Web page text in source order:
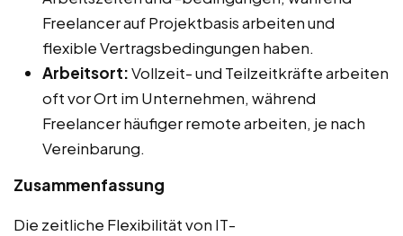
Freelancer auf Projektbasis arbeiten und
flexible Vertragsbedingungen haben.
Arbeitsort:Vollzeit- und Teilzeitkräfte arbeiten
oft vor Ort im Unternehmen, während
Freelancer häufiger remote arbeiten, je nach
Vereinbarung.
Zusammenfassung
Die zeitliche Flexibilität von IT-